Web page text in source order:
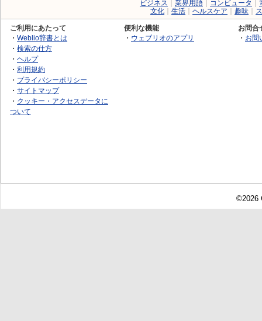
ビジネス 業界用語 コンピュータ
文化
生活 ヘルスケア 趣味
ご利用にあたって
・ Weblio辞書とは
・ 検索の仕方
・ ヘルプ
・ 利用規約
・ プライバシーポリシー
・ サイトマップ
・ クッキー・アクセスデータに
ついて
便利な機能
・ ウェブリオのアプリ
お問合
・ お問
©2026